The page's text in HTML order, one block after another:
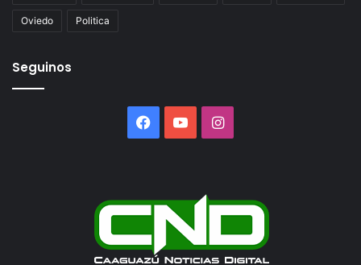
Oviedo Politica
Seguinos
Facebook
YouTubeInstagram